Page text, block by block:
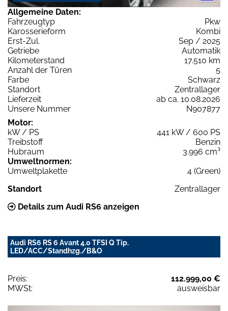
Allgemeine Daten:
Fahrzeugtyp
Pkw
Karosserieform
Kombi
Erst-Zul.
Sep / 2025
Getriebe
Automatik
Kilometerstand
17.510 km
Anzahl der Türen
5
Farbe
Schwarz
Standort
Zentrallager
Lieferzeit
ab ca. 10.08.2026
Unsere Nummer
N907877
Motor:
kW / PS
441 kW / 600 PS
Treibstoff
Benzin
Hubraum
3.996 cm³
Umweltnormen:
Umweltplakette
4 (Green)
Standort
Zentrallager
Details zum Audi RS6 anzeigen
Audi RS6 RS 6 Avant 4.0 TFSI Q Tip.
LED/ACC/Standhzg./B&O
Preis:
112.999,00 €
MWSt:
ausweisbar